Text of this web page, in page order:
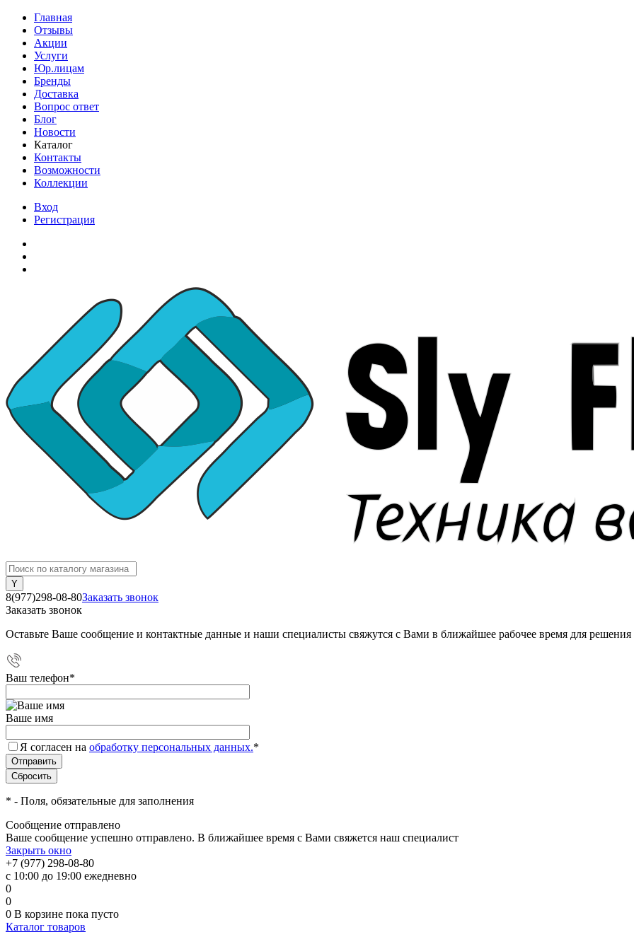
Главная
Отзывы
Акции
Услуги
Юр.лицам
Бренды
Доставка
Вопрос ответ
Блог
Новости
Каталог
Контакты
Возможности
Коллекции
Вход
Регистрация
8(977)298-08-80Заказать звонок
Заказать звонок
Оставьте Ваше сообщение и контактные данные и наши специалисты свяжутся с Вами в ближайшее рабочее время для
Ваш телефон*
Ваше имя
Я согласен на обработку персональных данных.*
* - Поля, обязательные для заполнения
Сообщение отправлено
Ваше сообщение успешно отправлено. В ближайшее время с Вами свяжется наш специалист
Закрыть окно
+7 (977) 298-08-80
с 10:00 до 19:00 ежедневно
0
0
0 В корзине пока пусто
Каталог товаров